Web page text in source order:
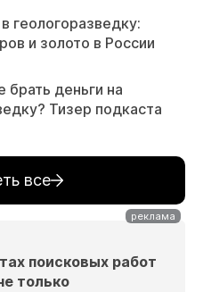
геологоразведку:
и золото в России
деньги на
Тизер подкаста
все
поисковых работ
только